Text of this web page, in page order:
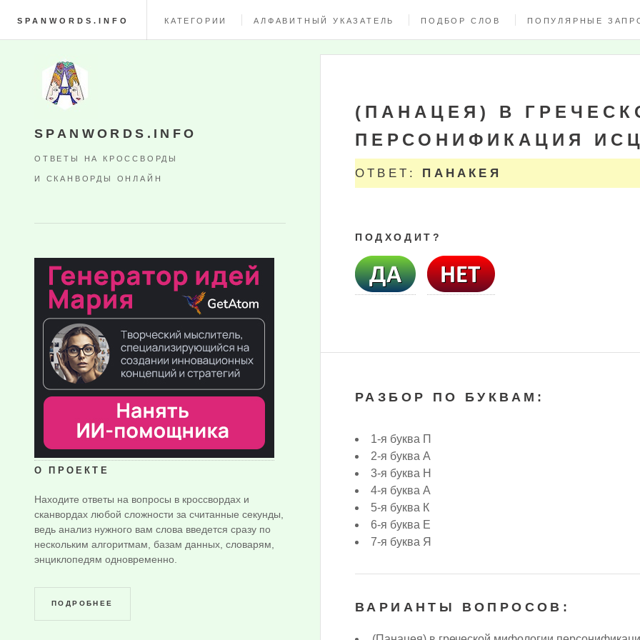
SPANWORDS.INFO КАТЕГОРИИ АЛФАВИТНЫЙ УКАЗАТЕЛЬ ПОДБОР СЛОВ ПОПУЛЯРНЫЕ
(ПАНАЦЕЯ) В
ПЕРСОНИФИКАЦИЯ
ОТВЕТ: ПАНАКЕЯ
ПОДХОДИТ?
РАЗБОР ПО БУКВАМ:
1-я буква П
2-я буква А
3-я буква Н
4-я буква А
5-я буква К
6-я буква Е
7-я буква Я
ВАРИАНТЫ ВОПРОСОВ:
SPANWORDS.INFO
ОТВЕТЫ НА КРОССВОРДЫ
И СКАНВОРДЫ ОНЛАЙН
О ПРОЕКТЕ
Находите ответы на вопросы в кроссвордах и
сканвордах любой сложности за считанные секунды,
ведь анализ нужного вам слова введется сразу по
нескольким алгоритмам, базам данных, словарям,
энциклопедям одновременно.
ПОДРОБНЕЕ